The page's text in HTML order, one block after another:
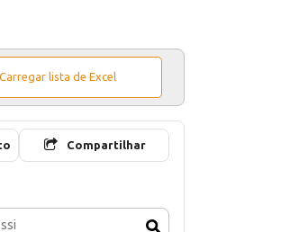
Carregar lista de Excel
Compartilhar